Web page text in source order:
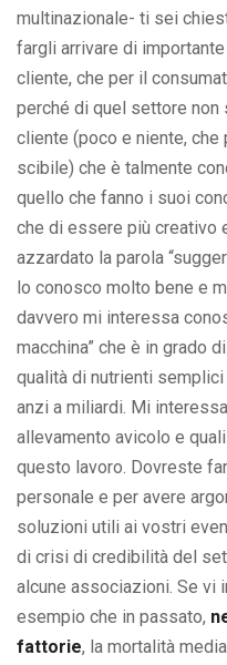
multinazionale- ti sei
fargli arrivare di
cliente, che per il
perché di quel settore non
cliente (poco e niente,
scibile) che è talmente
quello che fanno i suoi
che di essere più creativo
azzardato la parola
lo conosco molto bene e
davvero mi interessa
macchina” che è in grado
qualità di nutrienti
anzi a miliardi. Mi
allevamento avicolo e
questo lavoro. Dovreste
personale e per avere
soluzioni utili ai vostri
di crisi di credibilità del
alcune associazioni. Se vi
esempio che in passato,
fattorie, la mortalità